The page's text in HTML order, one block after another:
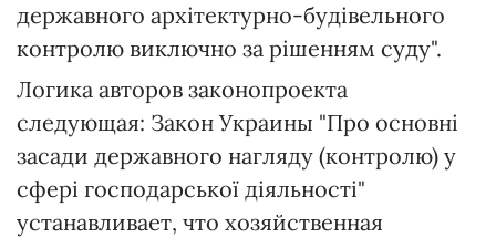
державного архітектурно-будівельного
контролю виключно за рішенням суду".
Логика авторов законопроекта
следующая: Закон Украины "Про основні
засади державного нагляду (контролю) у
сфері господарської діяльності"
устанавливает, что хозяйственная